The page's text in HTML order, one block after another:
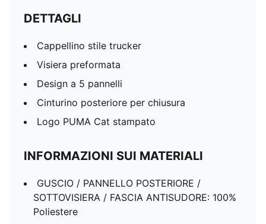
DETTAGLI
Cappellino stile trucker
Visiera preformata
Design a 5 pannelli
Cinturino posteriore per chiusura
Logo PUMA Cat stampato
INFORMAZIONI SUI MATERIALI
GUSCIO / PANNELLO POSTERIORE /
SOTTOVISIERA / FASCIA ANTISUDORE: 100%
Poliestere